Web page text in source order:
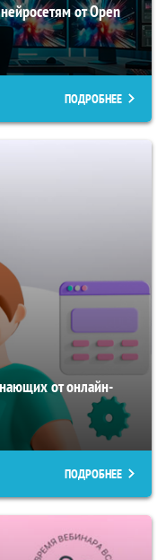
от Open
ПОДРОБНЕЕ
от онлайн-
ПОДРОБНЕЕ